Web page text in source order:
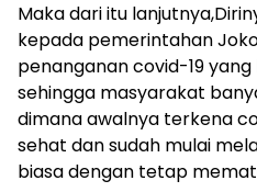
Maka dari itu
kepada pemerintahan
penanganan covid-19
sehingga masyarakat
dimana awalnya terkena
sehat dan sudah mulai
biasa dengan tetap